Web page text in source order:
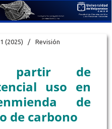
(2025) / Revisión
partir de
uso en
de
de carbono